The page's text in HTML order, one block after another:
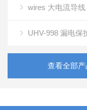
wires 大电流导线
UHV-998 漏电保
查看全部产